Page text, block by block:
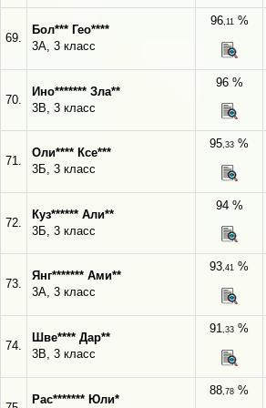
69.
Бол*** Гео****
3А, 3 класс
96,11%
70.
Ино******* Зла**
3В, 3 класс
96 %
71.
Оли**** Ксе***
3Б, 3 класс
95,33 %
72.
Куз****** Али**
3Б, 3 класс
94 %
73.
Янг******* Ами**
3А, 3 класс
93,41 %
74.
Шве**** Дар**
3В, 3 класс
91,33 %
Рас******* Юли*
88,78 %